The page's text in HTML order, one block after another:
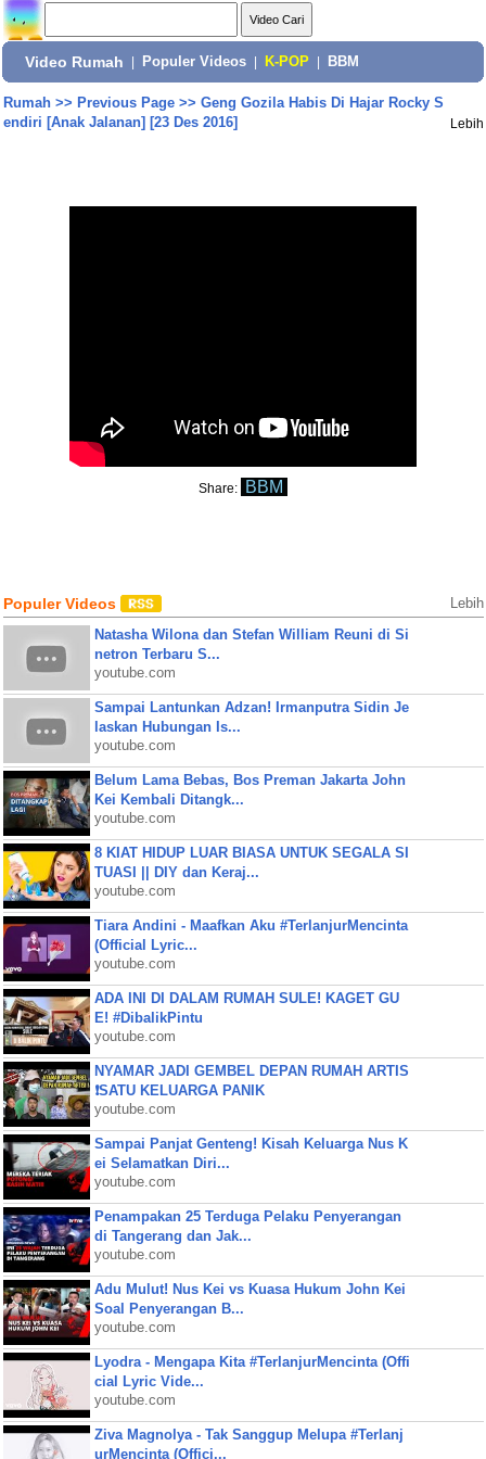
Video Rumah Populer Videos K-POP BBM
Rumah>> Previous Page>> Geng Gozila Habis Di Hajar Rocky S
endiri [Anak Jalanan] [23 Des 2016]
Lebih
Share: BBM
Populer Videos Lebih
Natasha Wilona dan Stefan William Reuni di Si
netron Terbaru S...
youtube.com
Sampai Lantunkan Adzan! Irmanputra Sidin Je
laskan Hubungan Is...
youtube.com
Belum Lama Bebas, Bos Preman Jakarta John
Kei Kembali Ditangk...
youtube.com
8 KIAT HIDUP LUAR BIASA UNTUK SEGALA SI
TUASI || DIY dan Keraj...
youtube.com
Tiara Andini - Maafkan Aku #TerlanjurMencinta
(Official Lyric...
youtube.com
ADA INI DI DALAM RUMAH SULE! KAGET GU
E! #DibalikPintu
youtube.com
NYAMAR JADI GEMBEL DEPAN RUMAH ARTIS
❗SATU KELUARGA PANIK
youtube.com
Sampai Panjat Genteng! Kisah Keluarga Nus K
ei Selamatkan Diri...
youtube.com
Penampakan 25 Terduga Pelaku Penyerangan
di Tangerang dan Jak...
youtube.com
Adu Mulut! Nus Kei vs Kuasa Hukum John Kei
Soal Penyerangan B...
youtube.com
Lyodra - Mengapa Kita #TerlanjurMencinta (Offi
cial Lyric Vide...
youtube.com
Ziva Magnolya - Tak Sanggup Melupa #Terlanj
urMencinta (Offici...